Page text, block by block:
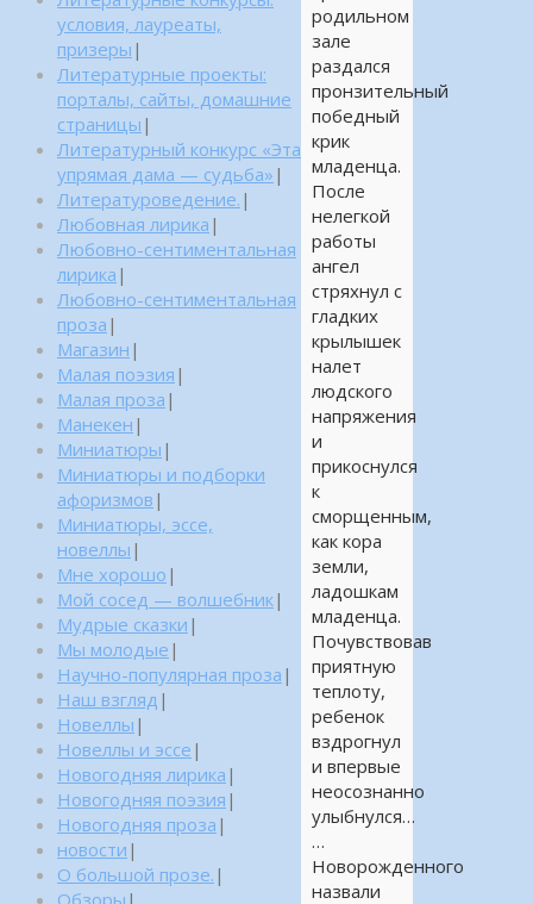
родильном
зале
раздался
пронзительный
победный
крик
младенца.
После
нелегкой
работы
ангел
стряхнул с
гладких
крылышек
налет
людского
напряжения
и
прикоснулся
к
сморщенным,
как кора
земли,
ладошкам
младенца.
Почувствовав
приятную
теплоту,
ребенок
вздрогнул
и впервые
неосознанно
улыбнулся…
…
Новорожденного
назвали
условия, лауреаты,
призеры |
Литературные проекты:
порталы, сайты, домашние
страницы |
Литературный конкурс «Эта
упрямая дама — судьба» |
Литературоведение. |
Любовная лирика |
Любовно-сентиментальная
лирика |
Любовно-сентиментальная
проза |
Магазин |
Малая поэзия |
Малая проза |
Манекен |
Миниатюры |
Миниатюры и подборки
афоризмов |
Миниатюры, эссе,
новеллы |
Мне хорошо |
Мой сосед — волшебник|
Мудрые сказки |
Мы молодые |
Научно-популярная проза |
Наш взгляд |
Новеллы |
Новеллы и эссе |
Новогодняя лирика |
Новогодняя поэзия |
Новогодняя проза |
новости |
О большой прозе. |
Обзоры |